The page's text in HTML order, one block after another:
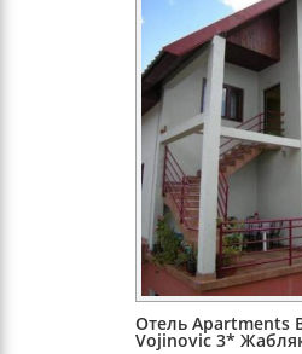
Отель Apartments
Vojinovic 3*